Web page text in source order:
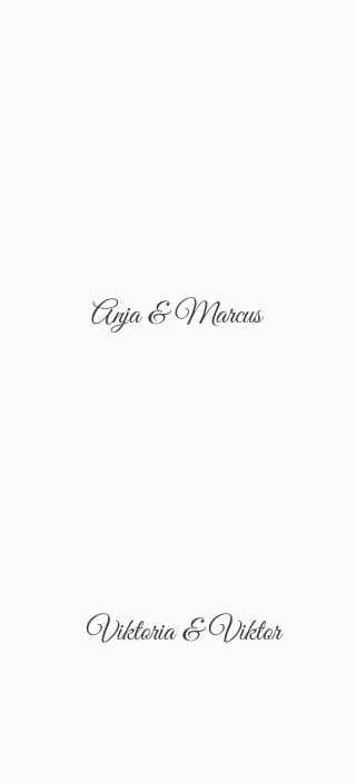
Anja & Marcus
Viktoria & Viktor